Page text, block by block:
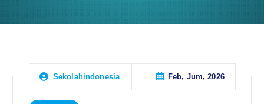
Sekolahindonesia Feb, Jum, 2026